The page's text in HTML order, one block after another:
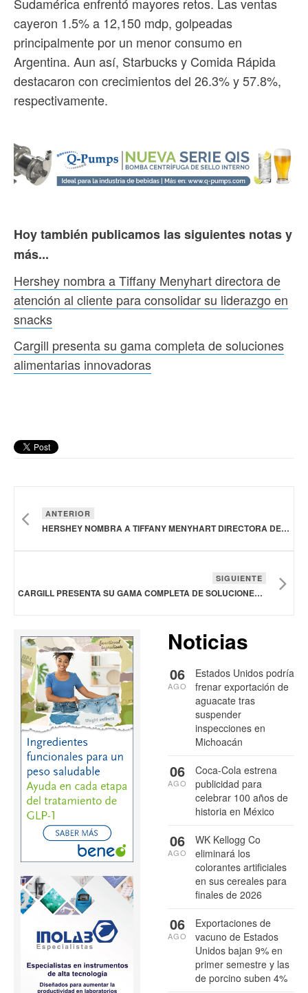
Sudamérica enfrentó mayores retos. Las ventas
cayeron 1.5% a 12,150 mdp, golpeadas
principalmente por un menor consumo en
Argentina. Aun así, Starbucks y Comida Rápida
destacaron con crecimientos del 26.3% y 57.8%,
respectivamente.
Hoy también publicamos las siguientes notas y
más...
Hershey nombra a Tiffany Menyhart directora de
atención al cliente para consolidar su liderazgo en
snacks
Cargill presenta su gama completa de soluciones
alimentarias innovadoras
ANTERIOR
HERSHEY NOMBRA A TIFFANY MENYHART DIRECTORA DE ATENCIÓN AL CLIENTE PARA CONSOLIDAR SU LIDERAZGO EN SNACKS
SIGUIENTE
CARGILL PRESENTA SU GAMA COMPLETA DE SOLUCIONES ALIMENTARIAS INNOVADORAS
Noticias
Estados Unidos podría
frenar exportación de
aguacate tras
suspender
inspecciones en
Michoacán
06
AGO
Coca-Cola estrena
publicidad para
celebrar 100 años de
historia en México
06
AGO
WK Kellogg Co
eliminará los
colorantes artificiales
en sus cereales para
finales de 2026
06
AGO
Exportaciones de
vacuno de Estados
Unidos bajan 9% en
primer semestre y las
de porcino suben 4%
06
AGO